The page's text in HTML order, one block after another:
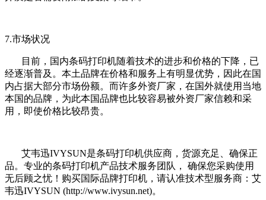
7.市场状况
目前，国内条码打印机随着技术的进步和价格的下降，已
经逐渐普及。本土品牌在价格和服务上有明显优势，因此在国
内占据大部分市场份额。而许多外资厂家，在国外就使用当地
本国的品牌，为此本国品牌也比较容易被外资厂家信赖和采
用，即使价格比较昂贵。
艾韦迅IVYSUN是条码打印机供应商， 货源充足、确保正
品。专业的条码打印机产品技术服务团队， 确保您采购使用
无后顾之忧！购买国际品牌打印机，请认准技术型服务商：艾
韦迅IVYSUN (http://www.ivysun.net)。